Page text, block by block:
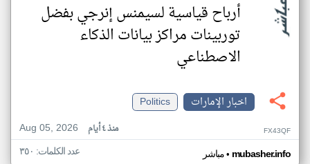
أرباح قياسية لسيمنس إنرجي بفضل
توربينات مراكز بيانات الذكاء
الاصطناعي
اخبار الإمارات
Politics
Aug 05, 2026
منذ ٤ أيام FX43QF
مباشر• mubasher.info عدد الكلمات: ٣٥٠